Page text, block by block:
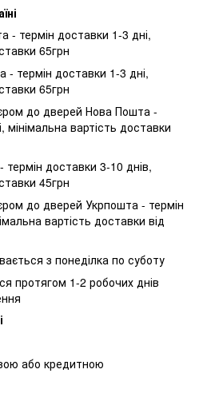
- термін доставки 1-3 дні,
65грн
термін доставки 1-3 дні,
65грн
до дверей Нова Пошта -
мінімальна вартість доставки
термін доставки 3-10 днів,
45грн
до дверей Укрпошта - термін
вартість доставки від
з понеділка по суботу
протягом 1-2 робочих днів
або кредитною